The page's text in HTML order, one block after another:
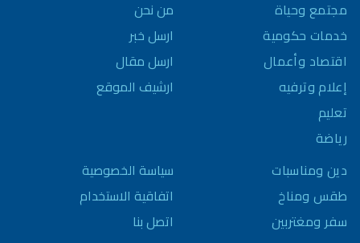
مجتمع وحياة
خدمات حكومية
اقتصاد وأعمال
إعلام وترفيه
تعليم
رياضة
دين ومناسبات
طقس ومناخ
سفر ومغتربين
من نحن
ارسل خبر
ارسل مقال
ارشيف الموقع
سياسة الخصوصية
اتفاقية الاستخدام
اتصل بنا